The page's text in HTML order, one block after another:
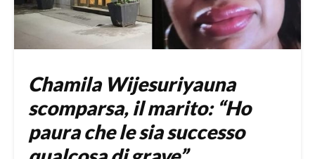
Chamila Wijesuriyauna
scomparsa, il marito: “Ho
paura che le sia successo